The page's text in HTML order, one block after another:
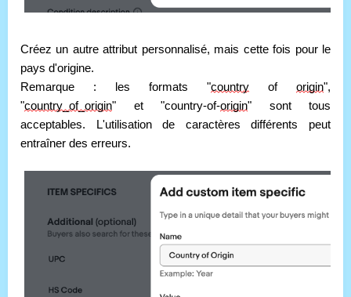
Créez un autre attribut personnalisé, mais cette fois pour le
pays d'origine.
Remarque : les formats "country of origin",
"country_of_origin" et "country-of-origin" sont tous
acceptables. L'utilisation de caractères différents peut
entraîner des erreurs.